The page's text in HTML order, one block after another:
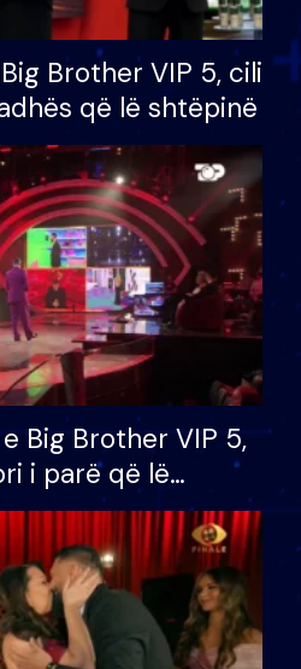
Brother VIP 5, cili
që lë shtëpinë
Big Brother VIP 5,
i parë që lë
mundësinë për
madh